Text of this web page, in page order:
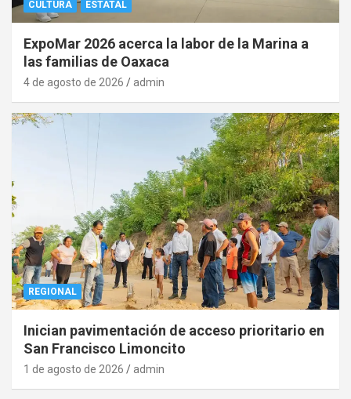
CULTURA ESTATAL
ExpoMar 2026 acerca la labor de la Marina a
las familias de Oaxaca
4 de agosto de 2026 admin
REGIONAL
Inician pavimentación de acceso prioritario en
San Francisco Limoncito
1 de agosto de 2026 admin